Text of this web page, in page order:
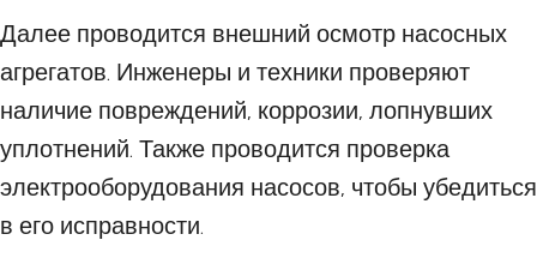
Далее проводится внешний осмотр насосных
агрегатов. Инженеры и техники проверяют
наличие повреждений, коррозии, лопнувших
уплотнений. Также проводится проверка
электрооборудования насосов, чтобы убедиться
в его исправности.